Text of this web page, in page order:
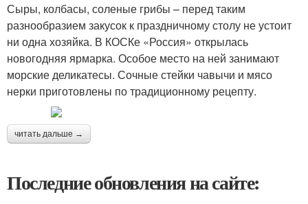
Сыры, колбасы, соленые грибы – перед таким
разнообразием закусок к праздничному столу не устоит
ни одна хозяйка. В КОСКе «Россия» открылась
новогодняя ярмарка. Особое место на ней занимают
морские деликатесы. Сочные стейки чавычи и мясо
нерки приготовлены по традиционному рецепту.
читать дальше →
Последние обновления на сайте: